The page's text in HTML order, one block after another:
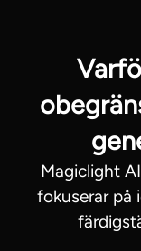
Magiclight
fokuserar på